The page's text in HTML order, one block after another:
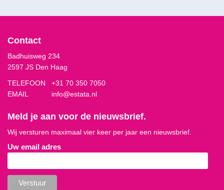
Contact
Badhuisweg 234
2597 JS Den Haag
TELEFOON +31 70 350 7050
EMAIL
info@estata.nl
Meld je aan voor de nieuwsbrief.
Wij versturen maximaal vier keer per jaar een nieuwsbrief.
Uw email adres